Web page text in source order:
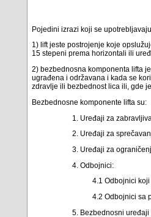
Pojedini izrazi koji se
1) lift jeste postrojenje koje
15 stepeni prema horizontali ili
2) bezbednosna komponenta lifta
ugrađena i održavana i kada se
zdravlje ili bezbednost lica ili, gde
Bezbednosne komponente lifta su:
1. Uređaji za
2. Uređaji za
3. Uređaji za
4. Odbojnici:
4.1 Odbojnici
4.2 Odbojnici sa
5. Bezbednosni